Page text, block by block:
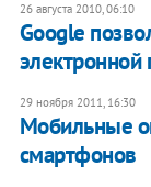
26 августа 2010, 06:10
Google
электронной
29 ноября 2011, 16:30
Мобильные
смартфонов